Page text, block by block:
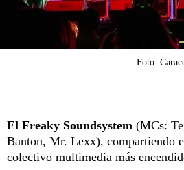
Foto:
El Freaky Soundsystem (MCs:
Banton, Mr. Lexx), compartiendo
colectivo multimedia más